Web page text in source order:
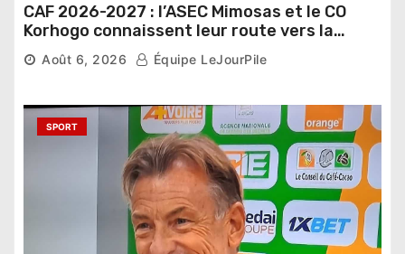
CAF 2026-2027 : l’ASEC Mimosas et le CO
Korhogo connaissent leur route vers la
phase de groupes
Août 6, 2026 Équipe LeJourPile
SPORT